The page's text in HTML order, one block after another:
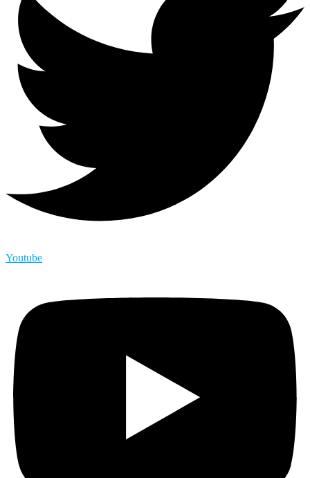
Youtube